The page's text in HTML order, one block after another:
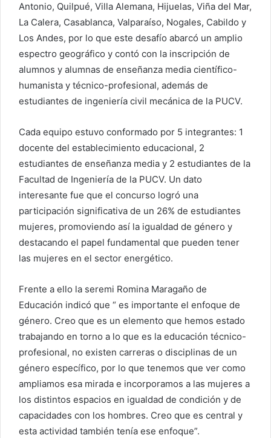
Antonio, Quilpué, Villa Alemana, Hijuelas, Viña del Mar,
La Calera, Casablanca, Valparaíso, Nogales, Cabildo y
Los Andes, por lo que este desafío abarcó un amplio
espectro geográfico y contó con la inscripción de
alumnos y alumnas de enseñanza media científico-
humanista y técnico-profesional, además de
estudiantes de ingeniería civil mecánica de la PUCV.
Cada equipo estuvo conformado por 5 integrantes: 1
docente del establecimiento educacional, 2
estudiantes de enseñanza media y 2 estudiantes de la
Facultad de Ingeniería de la PUCV. Un dato
interesante fue que el concurso logró una
participación significativa de un 26% de estudiantes
mujeres, promoviendo así la igualdad de género y
destacando el papel fundamental que pueden tener
las mujeres en el sector energético.
Frente a ello la seremi Romina Maragaño de
Educación indicó que “ es importante el enfoque de
género. Creo que es un elemento que hemos estado
trabajando en torno a lo que es la educación técnico-
profesional, no existen carreras o disciplinas de un
género específico, por lo que tenemos que ver como
ampliamos esa mirada e incorporamos a las mujeres a
los distintos espacios en igualdad de condición y de
capacidades con los hombres. Creo que es central y
esta actividad también tenía ese enfoque”.